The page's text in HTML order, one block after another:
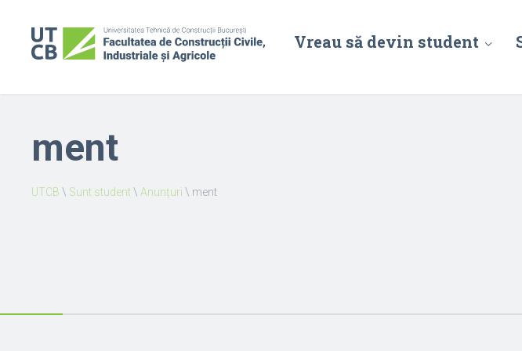
Vreau să devin student
ment
UTCB \ Sunt student\ Anunțuri \ ment